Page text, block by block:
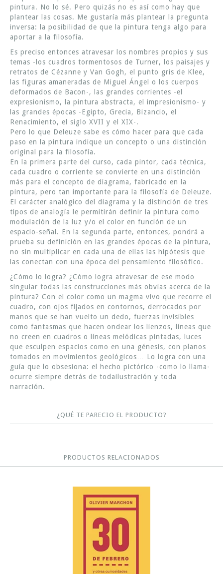
pintura. No lo sé. Pero quizás no es así como hay que
plantear las cosas. Me gustaría más plantear la pregunta
inversa: la posibilidad de que la pintura tenga algo para
aportar a la filosofía.
Es preciso entonces atravesar los nombres propios y sus
temas -los cuadros tormentosos de Turner, los paisajes y
retratos de Cézanne y Van Gogh, el punto gris de Klee,
las figuras amaneradas de Miguel Ángel o los cuerpos
deformados de Bacon-, las grandes corrientes -el
expresionismo, la pintura abstracta, el impresionismo- y
las grandes épocas -Egipto, Grecia, Bizancio, el
Renacimiento, el siglo XVII y el XIX-.
Pero lo que Deleuze sabe es cómo hacer para que cada
paso en la pintura indique un concepto o una distinción
original para la filosofía.
En la primera parte del curso, cada pintor, cada técnica,
cada cuadro o corriente se convierte en una distinción
más para el concepto de diagrama, fabricado en la
pintura, pero tan importante para la filosofía de Deleuze.
El carácter analógico del diagrama y la distinción de tres
tipos de analogía le permitirán definir la pintura como
modulación de la luz y/o el color en función de un
espacio-señal. En la segunda parte, entonces, pondrá a
prueba su definición en las grandes épocas de la pintura,
no sin multiplicar en cada una de ellas las hipótesis que
las conectan con una época del pensamiento filosófico.
¿Cómo lo logra? ¿Cómo logra atravesar de ese modo
singular todas las construcciones más obvias acerca de la
pintura? Con el color como un magma vivo que recorre el
cuadro, con ojos fijados en contornos, derrocados por
manos que se han vuelto un dedo, fuerzas invisibles
como fantasmas que hacen ondear los lienzos, líneas que
no creen en cuadros o líneas melódicas pintadas, luces
que esculpen espacios como en una génesis, con planos
tomados en movimientos geológicos… Lo logra con una
guía que lo obsesiona: el hecho pictórico -como lo llama-
ocurre siempre detrás de todailustración y toda
narración.
¿QUÉ TE PARECIO EL PRODUCTO?
PRODUCTOS RELACIONADOS